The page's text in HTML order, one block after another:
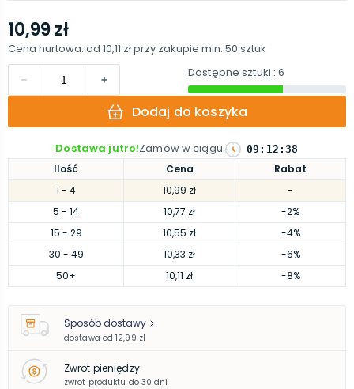
Ilość Cena
Rabat
1 - 4 10,99 zł
-
5 - 14 10,77 zł
-2%
15 - 29 10,55 zł
-4%
30 - 49 10,33 zł
-6%
50+ 10,11 zł -8%
10,99 zł
Cena hurtowa: od 10,11 złprzy zakupie min. 50 sztuk
Dostępne sztuki : 6
Dodaj do koszyka
Dostawa jutro!Zamów w ciągu: 09 : 12 :37
Sposób dostawy
dostawa od 12,99 zł
Zwrot pieniędzy
zwrot produktu do 30 dni